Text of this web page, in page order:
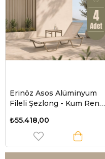
Erinöz Asos Alüminyum
Fileli Şezlong - Kum Rengi
₺55.418,00